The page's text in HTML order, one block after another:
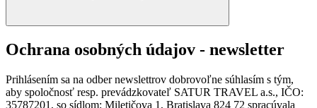
Ochrana osobných údajov - newsletter
Prihlásením sa na odber newslettrov dobrovoľne súhlasím s tým,
aby spoločnosť resp. prevádzkovateľ SATUR TRAVEL a.s., IČO:
35787201, so sídlom: Miletičova 1, Bratislava 824 72 spracúvala